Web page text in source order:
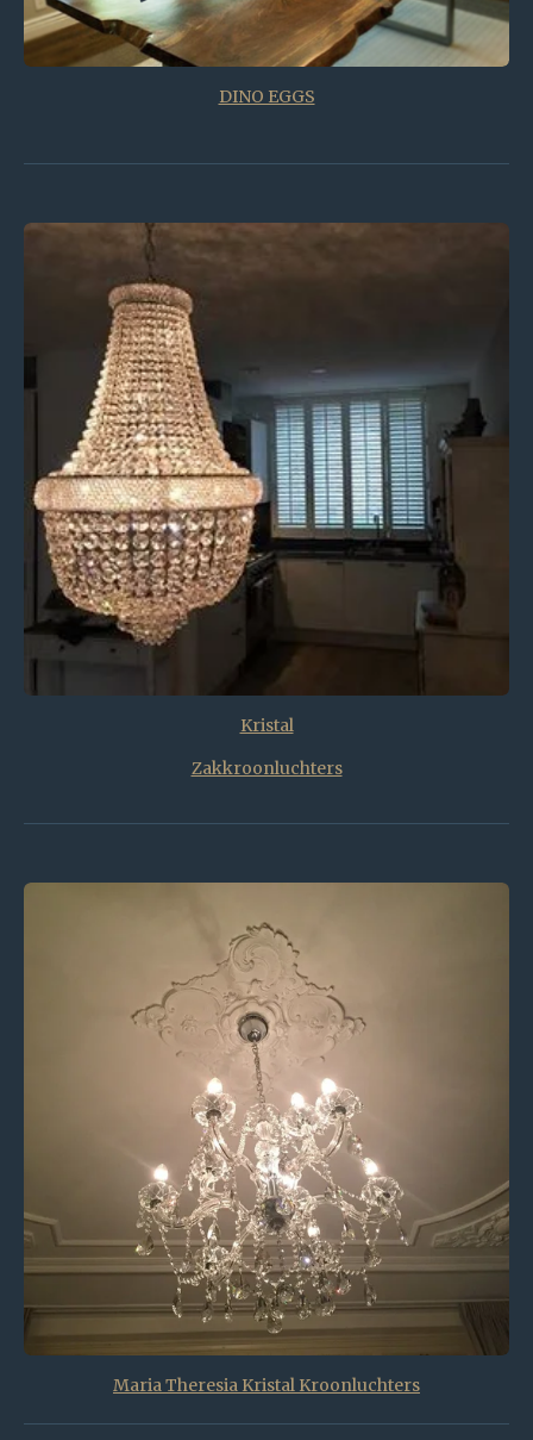
DINO EGGS
Kristal
Zakkroonluchters
Maria Theresia Kristal Kroonluchters